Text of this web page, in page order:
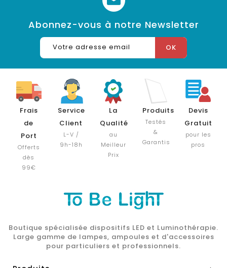
Abonnez-vous à notre Newsletter
Frais
de
Port
Offerts
dès
99€
Service
Client
L-V /
9h-18h
La
Qualité
au
Meilleur
Prix
Produits
Testés
&
Garantis
Devis
Gratuit
pour les
pros
Boutique spécialisée dispositifs LED et Luminothérapie.
Large gamme de lampes, ampoules et d'accessoires
pour particuliers et professionnels.